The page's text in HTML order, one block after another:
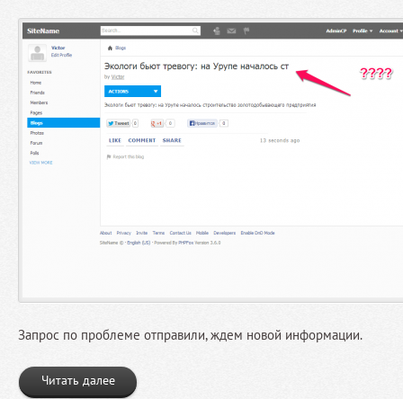
Запрос по проблеме отправили, ждем новой информации.
Читать далее